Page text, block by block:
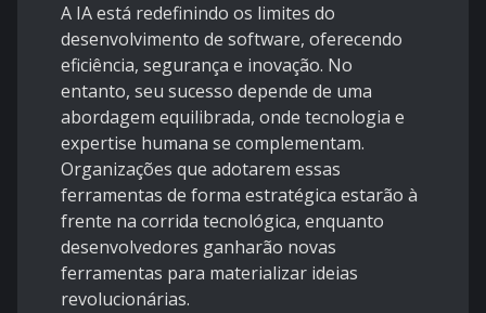
A IA está redefinindo os limites do
desenvolvimento de software, oferecendo
eficiência, segurança e inovação. No
entanto, seu sucesso depende de uma
abordagem equilibrada, onde tecnologia e
expertise humana se complementam.
Organizações que adotarem essas
ferramentas de forma estratégica estarão à
frente na corrida tecnológica, enquanto
desenvolvedores ganharão novas
ferramentas para materializar ideias
revolucionárias.